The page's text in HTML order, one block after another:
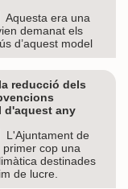
Aquesta era una
demanat els
d’aquest model
reducció dels
d'aquest any
L'Ajuntament de
cop una
destinades
de lucre.